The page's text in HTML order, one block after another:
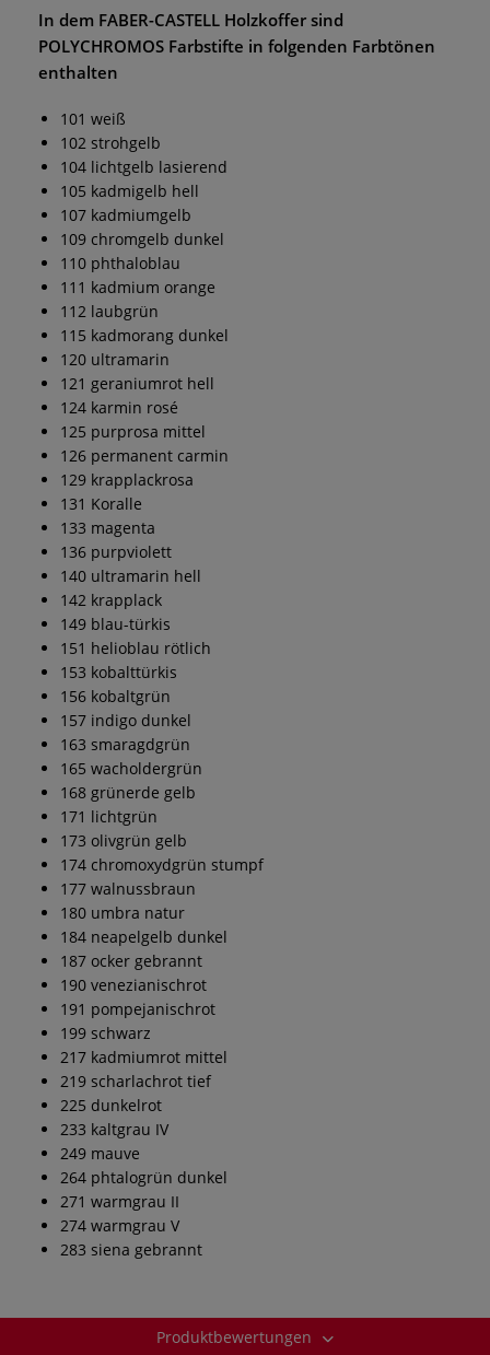
In dem FABER-CASTELL Holzkoffer sind
POLYCHROMOS Farbstifte in folgenden Farbtönen
enthalten
101 weiß
102 strohgelb
104 lichtgelb lasierend
105 kadmigelb hell
107 kadmiumgelb
109 chromgelb dunkel
110 phthaloblau
111 kadmium orange
112 laubgrün
115 kadmorang dunkel
120 ultramarin
121 geraniumrot hell
124 karmin rosé
125 purprosa mittel
126 permanent carmin
129 krapplackrosa
131 Koralle
133 magenta
136 purpviolett
140 ultramarin hell
142 krapplack
149 blau-türkis
151 helioblau rötlich
153 kobalttürkis
156 kobaltgrün
157 indigo dunkel
163 smaragdgrün
165 wacholdergrün
168 grünerde gelb
171 lichtgrün
173 olivgrün gelb
174 chromoxydgrün stumpf
177 walnussbraun
180 umbra natur
184 neapelgelb dunkel
187 ocker gebrannt
190 venezianischrot
191 pompejanischrot
199 schwarz
217 kadmiumrot mittel
219 scharlachrot tief
225 dunkelrot
233 kaltgrau IV
249 mauve
264 phtalogrün dunkel
271 warmgrau II
274 warmgrau V
283 siena gebrannt
Produktbewertungen